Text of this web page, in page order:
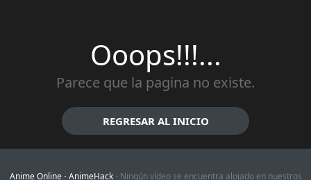
Ooops!!!...
Parece que la pagina no existe.
REGRESAR AL INICIO
Anime Online -AnimeHack- Ningún vídeo se encuentra alojado en nuestros